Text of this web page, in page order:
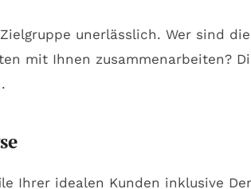
unerlässlich. Wer sind
mit Ihnen zusammenarbeiten?
Ihrer idealen Kunden inklusive